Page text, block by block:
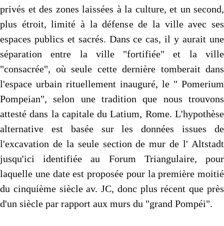
privés et des zones laissées à la culture, et un second,
plus étroit, limité à la défense de la ville avec ses
espaces publics et sacrés. Dans ce cas, il y aurait une
séparation entre la ville "fortifiée" et la ville
"consacrée", où seule cette dernière tomberait dans
l'espace urbain rituellement inauguré, le " Pomerium
Pompeian", selon une tradition que nous trouvons
attesté dans la capitale du Latium, Rome. L'hypothèse
alternative est basée sur les données issues de
l'excavation de la seule section de mur de l' Altstadt
jusqu'ici identifiée au Forum Triangulaire, pour
laquelle une date est proposée pour la première moitié
du cinquième siècle av. JC, donc plus récent que près
d'un siècle par rapport aux murs du "grand Pompéi".